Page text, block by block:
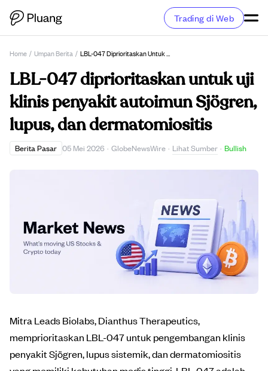
Trading di Web
Home / Umpan Berita / LBL-047 Diprioritaskan Untuk Uji Klinis Penyakit Autoimun Sjögren, Lupus, Dan Dermatomiositis
LBL-047 diprioritaskan untuk uji
klinis penyakit autoimun Sjögren,
lupus, dan dermatomiositis
Berita Pasar 05 Mei 2026 · GlobeNewsWire · Lihat Sumber · Bullish
Mitra Leads Biolabs, Dianthus Therapeutics,
memprioritaskan LBL-047 untuk pengembangan klinis
penyakit Sjögren, lupus sistemik, dan dermatomiositis